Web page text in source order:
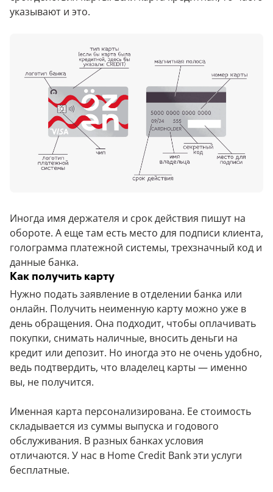
указывают и это.
Иногда имя держателя и срок действия пишут на
обороте. А еще там есть место для подписи клиента,
голограмма платежной системы, трехзначный код и
данные банка.
Как получить карту
Нужно подать заявление в отделении банка или
онлайн. Получить неименную карту можно уже в
день обращения. Она подходит, чтобы оплачивать
покупки, снимать наличные, вносить деньги на
кредит или депозит. Но иногда это не очень удобно,
ведь подтвердить, что владелец карты — именно
вы, не получится.
Именная карта персонализирована. Ее стоимость
складывается из суммы выпуска и годового
обслуживания. В разных банках условия
отличаются. У нас в Home Credit Bank эти услуги
бесплатные.